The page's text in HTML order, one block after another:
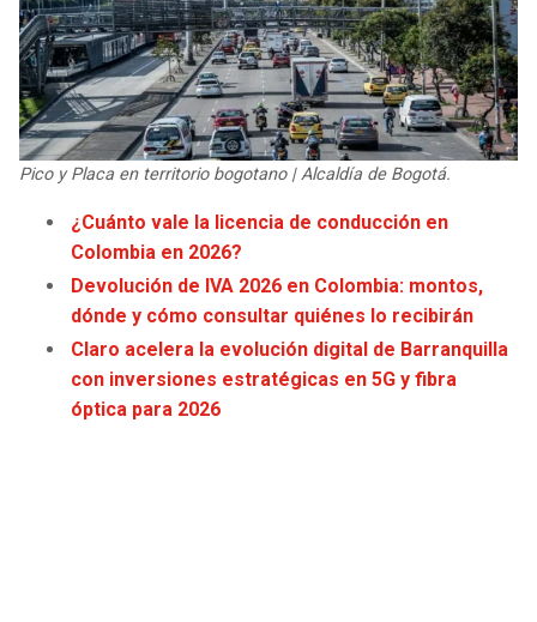
Pico y Placa en territorio bogotano | Alcaldía de Bogotá.
¿Cuánto vale la licencia de conducción en
Colombia en 2026?
Devolución de IVA 2026 en Colombia: montos,
dónde y cómo consultar quiénes lo recibirán
Claro acelera la evolución digital de Barranquilla
con inversiones estratégicas en 5G y fibra
óptica para 2026